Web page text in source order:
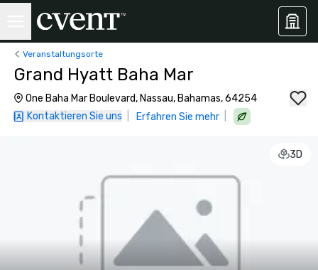
Veranstaltungsorte
Grand Hyatt Baha Mar
One Baha Mar Boulevard, Nassau, Bahamas, 64254
Kontaktieren Sie uns
Erfahren Sie mehr
3D